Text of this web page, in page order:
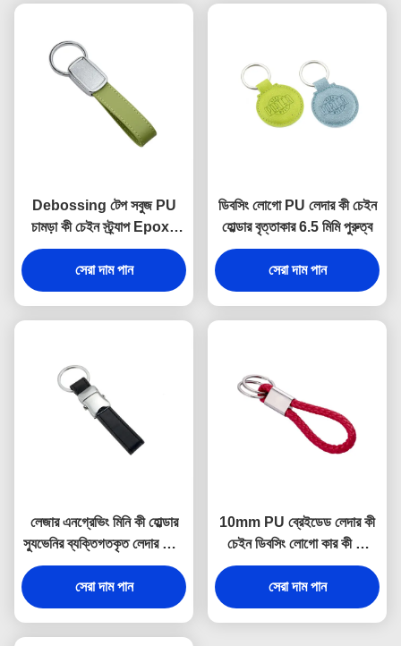
Debossing টেপ সবুজ PU
চামড়া কী চেইন স্ট্র্যাপ Epoxy
Doming
সেরা দাম পান
ডিবসিং লোগো PU লেদার কী চেইন
হোল্ডার বৃত্তাকার 6.5 মিমি পুরুত্ব
সেরা দাম পান
লেজার এনগ্রেভিং মিনি কী হোল্ডার
স্যুভেনির ব্যক্তিগতকৃত লেদার কীরিং
9 মিমি পুরুত্ব
সেরা দাম পান
10mm PU ব্রেইডেড লেদার কী
চেইন ডিবসিং লোগো কার কী রিং
হোল্ডার
সেরা দাম পান